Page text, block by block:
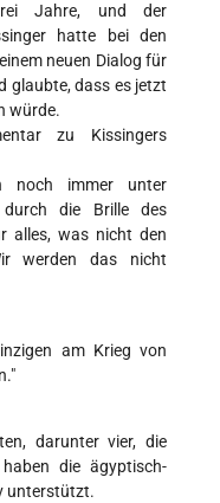
Jahre, und der
hatte bei den
neuen Dialog für
glaubte, dass es jetzt
würde.
zu Kissingers
noch immer unter
durch die Brille des
alles, was nicht den
werden das nicht
am Krieg von
darunter vier, die
die ägyptisch-
unterstützt.